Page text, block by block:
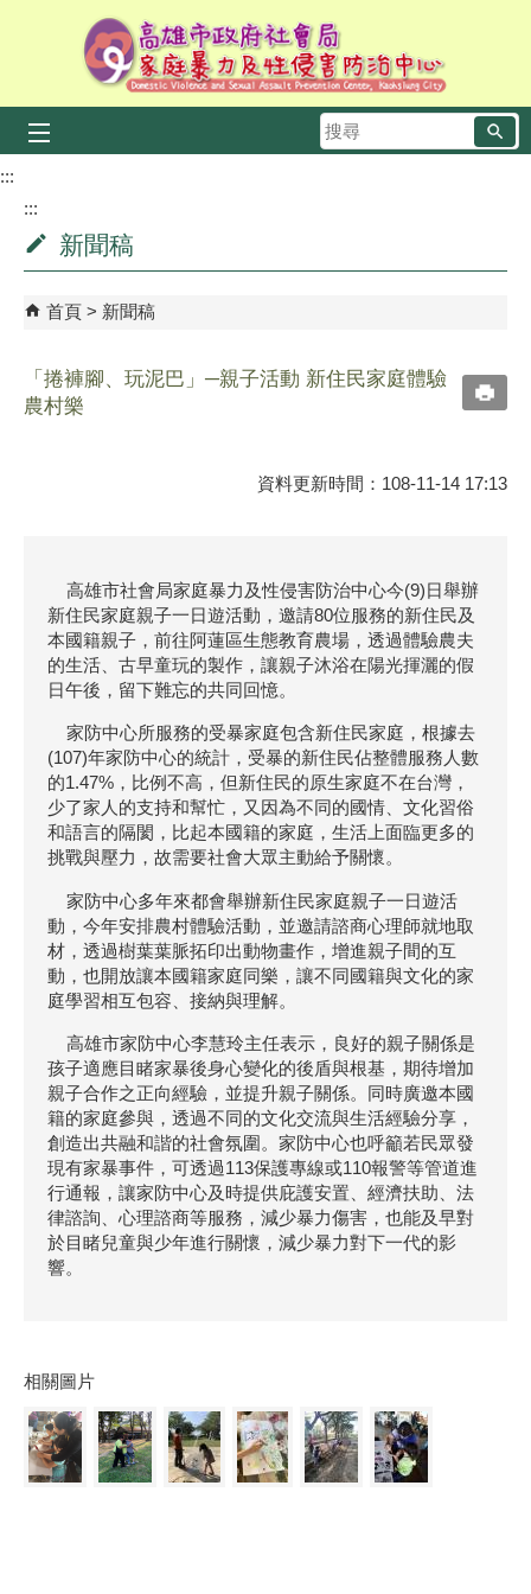
跳到主要內容區塊
搜
尋
:::
:::
新聞稿
首頁 新聞稿
「捲褲腳、玩泥巴」─親子活動 新住民家庭體驗
農村樂
資料更新時間：108-11-14 17:13
高雄市社會局家庭暴力及性侵害防治中心今(9)日舉辦
新住民家庭親子一日遊活動，邀請80位服務的新住民及
本國籍親子，前往阿蓮區生態教育農場，透過體驗農夫
的生活、古早童玩的製作，讓親子沐浴在陽光揮灑的假
日午後，留下難忘的共同回憶。
家防中心所服務的受暴家庭包含新住民家庭，根據去
(107)年家防中心的統計，受暴的新住民佔整體服務人數
的1.47%，比例不高，但新住民的原生家庭不在台灣，
少了家人的支持和幫忙，又因為不同的國情、文化習俗
和語言的隔閡，比起本國籍的家庭，生活上面臨更多的
挑戰與壓力，故需要社會大眾主動給予關懷。
家防中心多年來都會舉辦新住民家庭親子一日遊活
動，今年安排農村體驗活動，並邀請諮商心理師就地取
材，透過樹葉葉脈拓印出動物畫作，增進親子間的互
動，也開放讓本國籍家庭同樂，讓不同國籍與文化的家
庭學習相互包容、接納與理解。
高雄市家防中心李慧玲主任表示，良好的親子關係是
孩子適應目睹家暴後身心變化的後盾與根基，期待增加
親子合作之正向經驗，並提升親子關係。同時廣邀本國
籍的家庭參與，透過不同的文化交流與生活經驗分享，
創造出共融和諧的社會氛圍。家防中心也呼籲若民眾發
現有家暴事件，可透過113保護專線或110報警等管道進
行通報，讓家防中心及時提供庇護安置、經濟扶助、法
律諮詢、心理諮商等服務，減少暴力傷害，也能及早對
於目睹兒童與少年進行關懷，減少暴力對下一代的影
響。
相關圖片